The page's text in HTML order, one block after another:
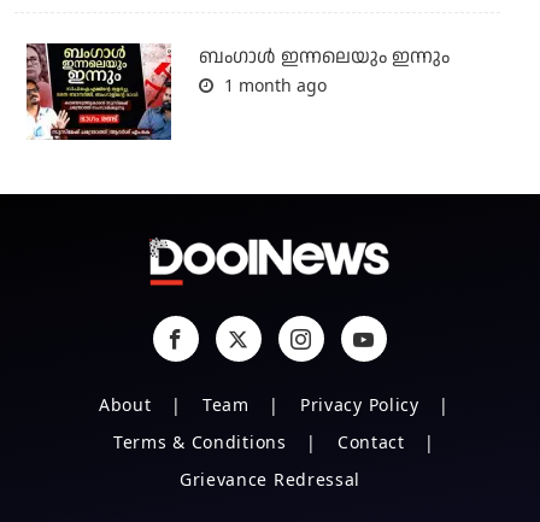
ബംഗാള്‍ ഇന്നലെയും ഇന്നും
1 month ago
About Team
Privacy Policy
Terms & Conditions
Contact
Grievance Redressal